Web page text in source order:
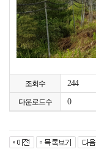
조회수 244
다운로드수 0